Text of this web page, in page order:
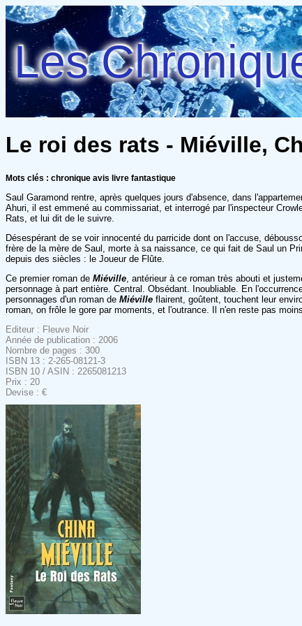
Les
Le roi des rats - Miéville,
Mots clés : chronique avis livre fantastique
Saul Garamond rentre, après quelques jours d'absence, dans
Ahuri, il est emmené au commissariat, et interrogé par l'inspecteur
Rats, et lui dit de le suivre.
Désespérant de se voir innocenté du parricide dont on l'accuse,
frère de la mère de Saul, morte à sa naissance, ce qui fait de Saul un
depuis des siècles : le Joueur de Flûte.
Ce premier roman de Miéville , antérieur à ce roman très abouti et
personnage à part entière. Central. Obsédant. Inoubliable. En
personnages d'un roman de Miéville flairent, goûtent, touchent leur
roman, on frôle le gore par moments, et l'outrance. Il n'en reste pas
Editeur : Fleuve Noir
Année de publication : 2006
Nombre de pages : 300
ISBN 13 : 2-265-08121-3
ISBN 10 / ASIN : 2265081213
Prix : 20
Devise : €